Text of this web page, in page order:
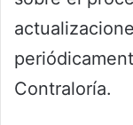
Contraloría.